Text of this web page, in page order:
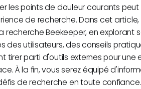
les points de douleur courants
de recherche. Dans cet article,
Beekeeper, en explorant
des utilisateurs, des conseils
tirer parti d'outils externes pour une
À la fin, vous serez équipé
de recherche en toute confiance.